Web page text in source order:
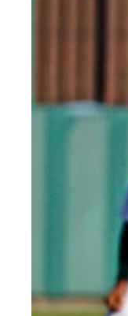
かつて独
全体練習
練習が終